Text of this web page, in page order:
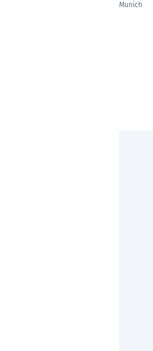
Munich